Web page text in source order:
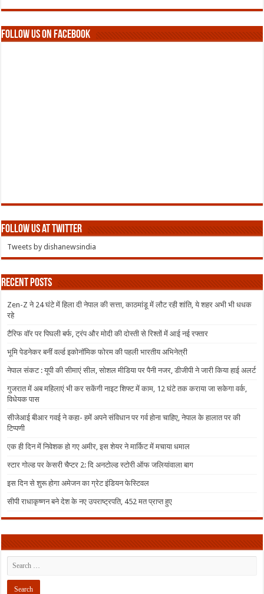
Follow us on Facebook
Follow us at Twitter
Tweets by dishanewsindia
Recent Posts
Zen-Z ने 24 घंटे में हिला दी नेपाल की सत्ता, काठमांडू में लौट रही शांति, ये शहर अभी भी धधक
रहे
टैरिफ वॉर पर पिघली बर्फ, ट्रंप और मोदी की दोस्ती से रिश्तों में आई नई रफ्तार
भूमि पेडनेकर बनीं वर्ल्ड इकोनॉमिक फोरम की पहली भारतीय अभिनेत्री
नेपाल संकट : यूपी की सीमाएं सील, सोशल मीडिया पर पैनी नजर, डीजीपी ने जारी किया हाई अलर्ट
गुजरात में अब महिलाएं भी कर सकेंगी नाइट शिफ्ट में काम, 12 घंटे तक कराया जा सकेगा वर्क,
विधेयक पास
सीजेआई बीआर गवई ने कहा- हमें अपने संविधान पर गर्व होना चाहिए, नेपाल के हालात पर की
टिप्पणी
एक ही दिन में निवेशक हो गए अमीर, इस शेयर ने मार्किट में मचाया धमाल
स्टार गोल्ड पर केसरी चैप्टर 2: दि अनटोल्ड स्टोरी ऑफ जलियांवाला बाग
इस दिन से शुरू होगा अमेजन का ग्रेट इंडियन फेस्टिवल
सीपी राधाकृष्णन बने देश के नए उपराष्ट्रपति, 452 मत प्राप्त हुए